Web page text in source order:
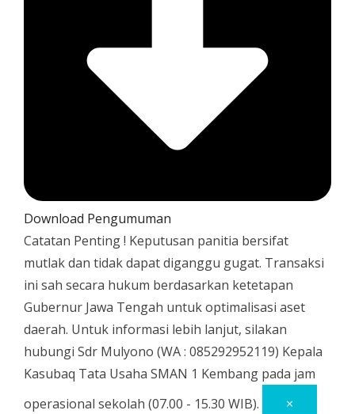
Download Pengumuman
Catatan Penting ! Keputusan panitia bersifat
mutlak dan tidak dapat diganggu gugat. Transaksi
ini sah secara hukum berdasarkan ketetapan
Gubernur Jawa Tengah untuk optimalisasi aset
daerah. Untuk informasi lebih lanjut, silakan
hubungi Sdr Mulyono (WA : 085292952119) Kepala
Kasubaq Tata Usaha SMAN 1 Kembang pada jam
operasional sekolah (07.00 - 15.30 WIB).
×